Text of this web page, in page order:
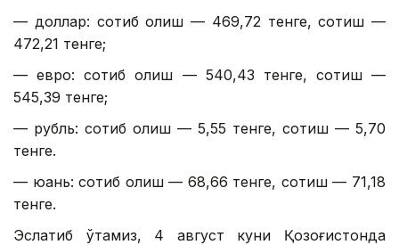
— доллар: сотиб олиш — 469,72 тенге, сотиш —
472,21 тенге;
— евро: сотиб олиш — 540,43 тенге, сотиш —
545,39 тенге;
— рубль: сотиб олиш — 5,55 тенге, сотиш — 5,70
тенге.
— юань: сотиб олиш — 68,66 тенге, сотиш — 71,18
тенге.
Эслатиб ўтамиз, 4 август куни Қозоғистонда